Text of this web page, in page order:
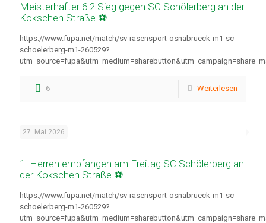
Meisterhafter 6:2 Sieg gegen SC Schölerberg an der
Kokschen Straße ⚽
https://www.fupa.net/match/sv-rasensport-osnabrueck-m1-sc-
schoelerberg-m1-260529?
6 Weiterlesen
27. Mai 2026
1. Herren empfangen am Freitag SC Schölerberg an
der Kokschen Straße ⚽
https://www.fupa.net/match/sv-rasensport-osnabrueck-m1-sc-
schoelerberg-m1-260529?